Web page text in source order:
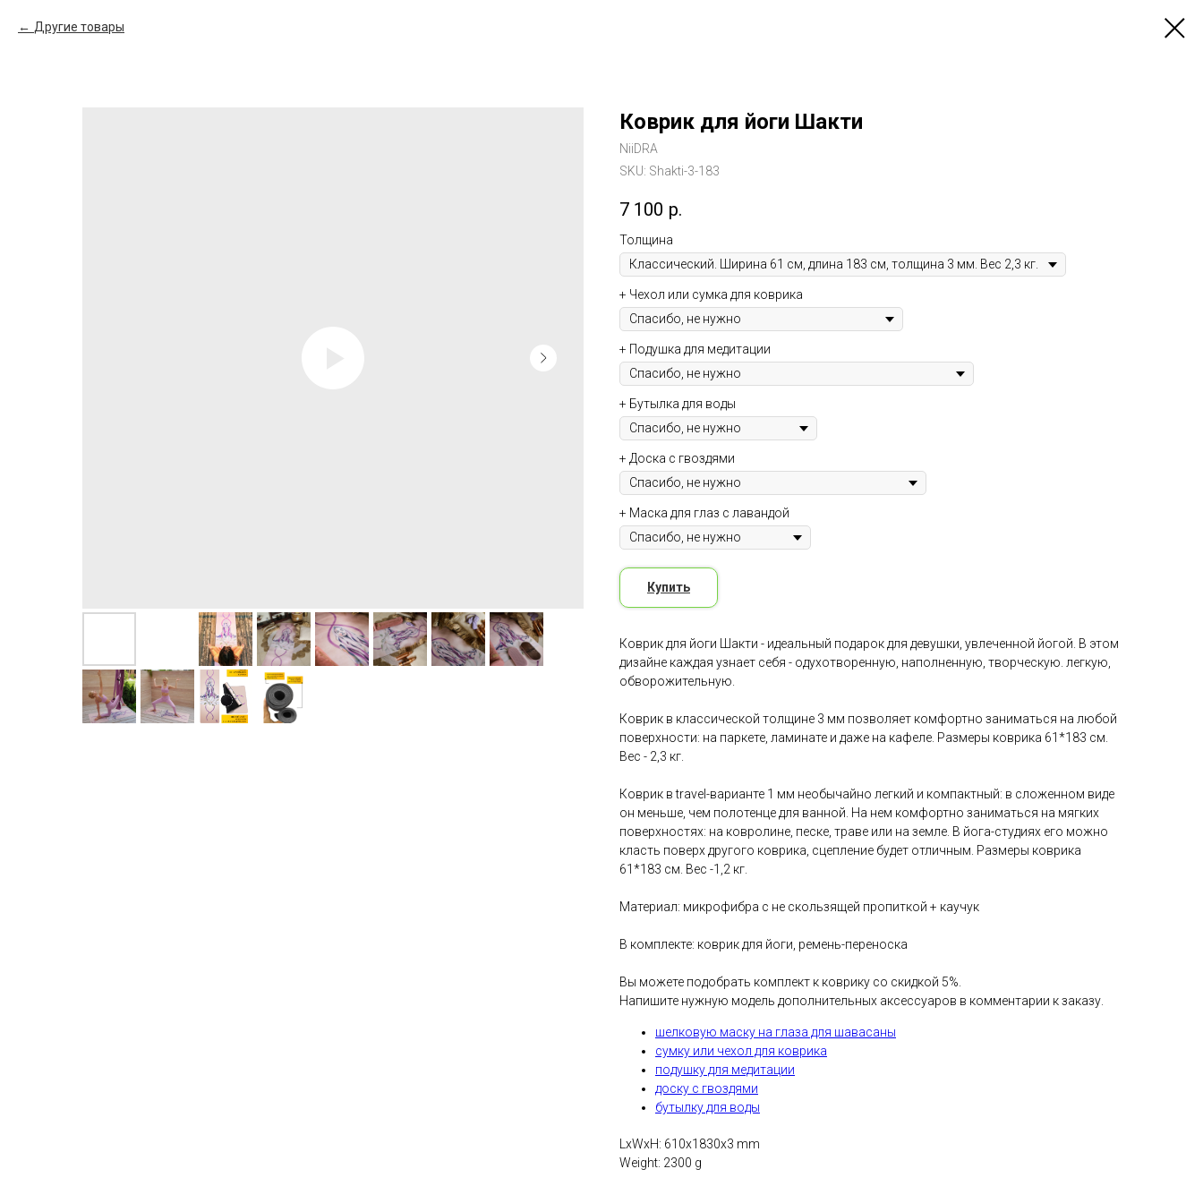
Другие товары
Коврик для йоги Шакти
NiiDRA
SKU: Shakti-3-183
7 100 р.
Толщина
+ Чехол или сумка для коврика
+ Подушка для медитации
+ Бутылка для воды
+ Доска с гвоздями
+ Маска для глаз с лавандой
Купить
Коврик для йоги Шакти - идеальный подарок для девушки, увлеченной йогой. В этом
дизайне каждая узнает себя - одухотворенную, наполненную, творческую. легкую,
обворожительную.
Коврик в классической толщине 3 мм позволяет комфортно заниматься на любой
поверхности: на паркете, ламинате и даже на кафеле. Размеры коврика 61*183 см.
Вес - 2,3 кг.
Коврик в travel-варианте 1 мм необычайно легкий и компактный: в сложенном виде
он меньше, чем полотенце для ванной. На нем комфортно заниматься на мягких
поверхностях: на ковролине, песке, траве или на земле. В йога-студиях его можно
класть поверх другого коврика, сцепление будет отличным. Размеры коврика
61*183 см. Вес -1,2 кг.
Материал: микрофибра с не скользящей пропиткой + каучук
В комплекте: коврик для йоги, ремень-переноска
Вы можете подобрать комплект к коврику со скидкой 5%.
Напишите нужную модель дополнительных аксессуаров в комментарии к заказу.
шелковую маску на глаза для шавасаны
сумку или чехол для коврика
подушку для медитации
доску с гвоздями
бутылку для воды
LxWxH: 610x1830x3 mm
Weight: 2300 g